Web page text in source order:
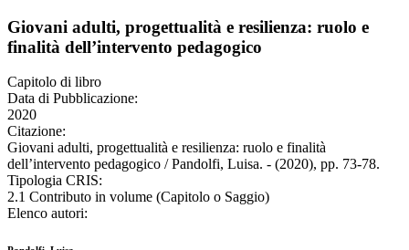
Giovani adulti, progettualità e resilienza: ruolo e
finalità dell’intervento pedagogico
Capitolo di libro
Data di Pubblicazione:
2020
Citazione:
Giovani adulti, progettualità e resilienza: ruolo e finalità
dell’intervento pedagogico / Pandolfi, Luisa. - (2020), pp. 73-78.
Tipologia CRIS:
2.1 Contributo in volume (Capitolo o Saggio)
Elenco autori: